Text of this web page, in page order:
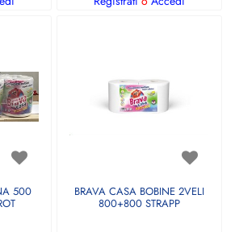
500 BRAVA CASA BOBINE 2VELI
800+800 STRAPP